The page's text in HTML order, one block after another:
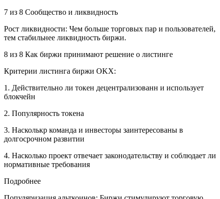
7 из 8 Сообщество и ликвидность
Рост ликвидности: Чем больше торговых пар и пользователей,
тем стабильнее ликвидность биржи.
8 из 8 Как биржи принимают решение о листинге
Критерии листинга биржи OKX:
1. Действительно ли токен децентрализованн и использует
блокчейн
2. Популярность токена
3. Насколькр команда и инвесторы заинтересованы в
долгосрочном развитии
4. Насколько проект отвечает законодательству и соблюдает ли
нормативные требования
Подробнее